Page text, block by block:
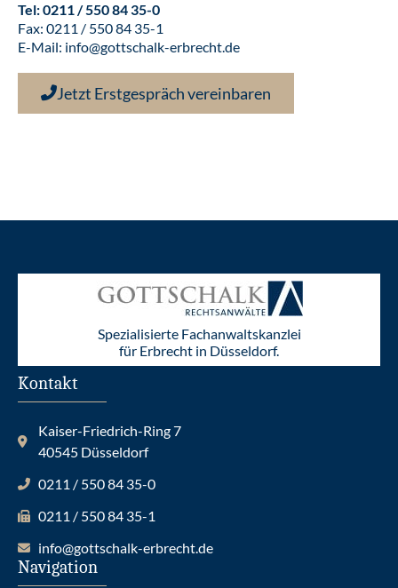
Tel:0211 / 550 84 35-0
Fax: 0211 / 550 84 35-1
E-Mail: info@gottschalk-erbrecht.de
Jetzt Erstgespräch vereinbaren
Spezialisierte Fachanwaltskanzlei
für Erbrecht in Düsseldorf.
Kontakt
Kaiser-Friedrich-Ring 7
40545 Düsseldorf
0211 / 550 84 35-0
0211 / 550 84 35-1
info@gottschalk-erbrecht.de
Navigation